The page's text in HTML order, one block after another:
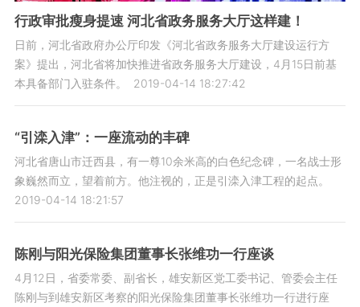
行政审批瘦身提速 河北省政务服务大厅这样建！
日前，河北省政府办公厅印发《河北省政务服务大厅建设运行方
案》提出，河北省将加快推进省政务服务大厅建设，4月15日前基
本具备部门入驻条件。
2019-04-14 18:27:42
“引滦入津”：一座流动的丰碑
河北省唐山市迁西县，有一尊10余米高的白色纪念碑，一名战士形
象巍然而立，望着前方。他注视的，正是引滦入津工程的起点。
2019-04-14 18:21:57
陈刚与阳光保险集团董事长张维功一行座谈
4月12日，省委常委、副省长，雄安新区党工委书记、管委会主任
陈刚与到雄安新区考察的阳光保险集团董事长张维功一行进行座